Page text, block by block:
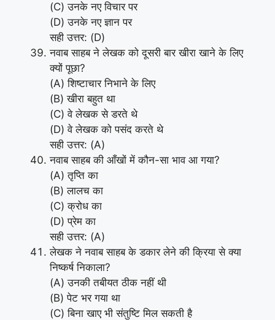
(C) उनके नए विचार पर
(D) उनके नए ज्ञान पर
सही उत्तर: (D)
नवाब साहब ने लेखक को दूसरी बार खीरा खाने के लिए
क्यों पूछा?
(A) शिष्टाचार निभाने के लिए
(B) खीरा बहुत था
(C) वे लेखक से डरते थे
(D) वे लेखक को पसंद करते थे
सही उत्तर: (A)
नवाब साहब की आँखों में कौन-सा भाव आ गया?
(A) तृप्ति का
(B) लालच का
(C) क्रोध का
(D) प्रेम का
सही उत्तर: (A)
लेखक ने नवाब साहब के डकार लेने की क्रिया से क्या
निष्कर्ष निकाला?
(A) उनकी तबीयत ठीक नहीं थी
(B) पेट भर गया था
(C) बिना खाए भी संतुष्टि मिल सकती है